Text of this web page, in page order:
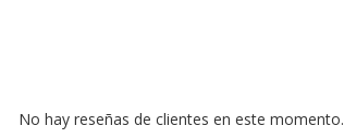
No hay reseñas de clientes en este momento.